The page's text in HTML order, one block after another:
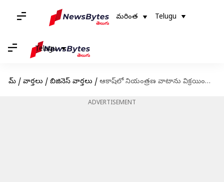
మరింత Telugu
Telugu
హోమ్ / వార్తలు / బిజినెస్ వార్తలు / ఆకాష్‌లో నియంత్రణ వాటాను విక్రయించడానికి చర్చలు జరుపుతున్న BYJU వ్యవస్థాపకుడు
ADVERTISEMENT